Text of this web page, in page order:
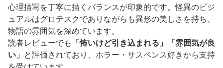
心理描写を丁寧に描くバランスが印象的です。怪異のビジ
ュアルはグロテスクでありながらも異形の美しさを持ち、
物語の雰囲気を深めています。
読者レビューでも
「怖いけど引き込まれる」「雰囲気が良
い」
と評価されており、ホラー・サスペンス好きから支持